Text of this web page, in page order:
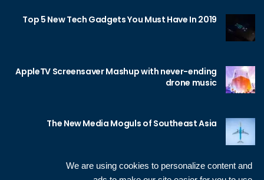
We are using cookies to personalize content and
Top 5 New Tech Gadgets You Must Have In 2019
AppleTV Screensaver Mashup with never-ending
drone music
The New Media Moguls of Southeast Asia